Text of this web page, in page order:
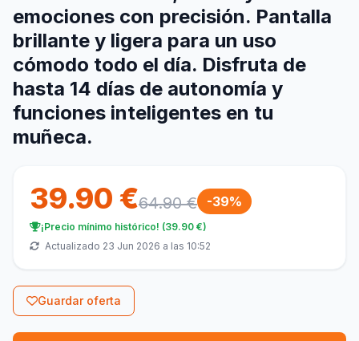
emociones con precisión. Pantalla
brillante y ligera para un uso
cómodo todo el día. Disfruta de
hasta 14 días de autonomía y
funciones inteligentes en tu
muñeca.
39.90 €64.90 € -39%
¡Precio mínimo histórico! (39.90 €)
Actualizado 23 Jun 2026 a las 10:52
Guardar oferta